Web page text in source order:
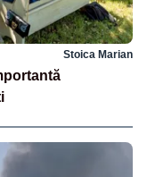
Stoica Marian